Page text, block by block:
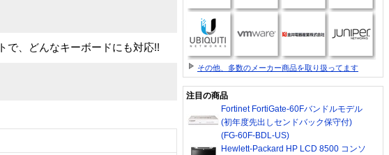
で、どんなキーボードにも対応!!
その他、多数のメーカー商品を取り扱ってます
注目の商品
Fortinet FortiGate-60Fバンドルモデル
(初年度先出しセンドバック保守付)
(FG-60F-BDL-US)
Hewlett-Packard HP LCD 8500 コンソ